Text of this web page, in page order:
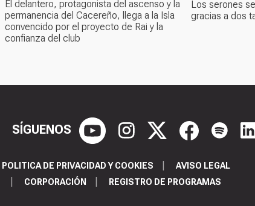
El delantero, protagonista del ascenso y la
permanencia del Cacereño, llega a la Isla
convencido por el proyecto de Rai y la
confianza del club
Los serones
gracias a dos
SÍGUENOS
POLITICA DE PRIVACIDAD Y COOKIES
AVISO LEGAL
CORPORACIÓN
REGISTRO DE PROGRAMAS